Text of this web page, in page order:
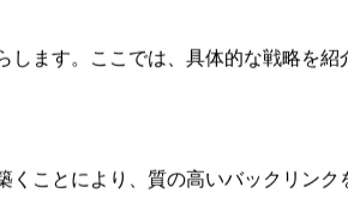
し、外部リソースの読み込みを最小
減少しました。